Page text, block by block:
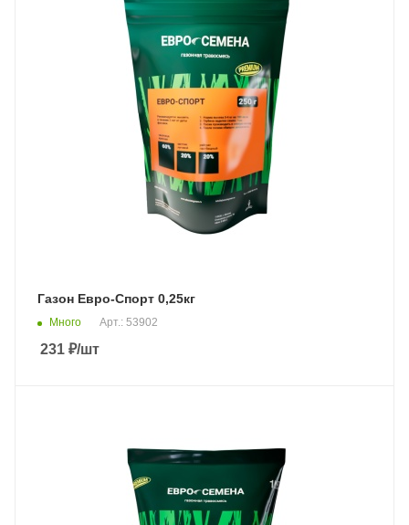
Газон Евро-Спорт 0,25кг
Много Арт.: 53902
231 ₽/шт